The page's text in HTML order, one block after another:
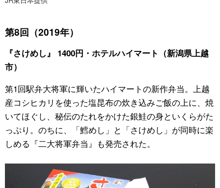
第8回（2019年）
『さけめし』 1400円・ホテルハイマート（新潟県上越
市）
第1回駅弁大将軍に輝いたハイマートの新作弁当。上越
産コシヒカリを使った塩昆布の炊き込みご飯の上に、焼
いてほぐし、秘伝のたれをかけた銀鮭の身といくらがた
っぷり。のちに、「鱈めし」と「さけめし」が同時に楽
しめる『二大将軍弁当』も発売された。